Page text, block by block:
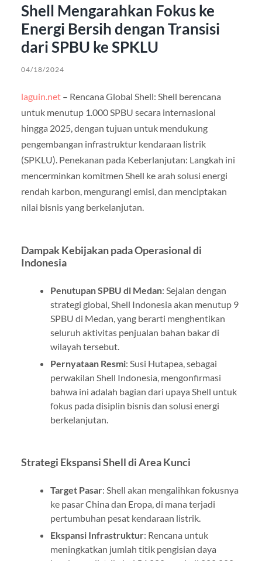
Shell Mengarahkan Fokus ke
Energi Bersih dengan Transisi
dari SPBU ke SPKLU
04/18/2024
laguin.net– Rencana Global Shell: Shell berencana
untuk menutup 1.000 SPBU secara internasional
hingga 2025, dengan tujuan untuk mendukung
pengembangan infrastruktur kendaraan listrik
(SPKLU). Penekanan pada Keberlanjutan: Langkah ini
mencerminkan komitmen Shell ke arah solusi energi
rendah karbon, mengurangi emisi, dan menciptakan
nilai bisnis yang berkelanjutan.
Dampak Kebijakan pada Operasional di
Indonesia
Penutupan SPBU di Medan: Sejalan dengan
strategi global, Shell Indonesia akan menutup 9
SPBU di Medan, yang berarti menghentikan
seluruh aktivitas penjualan bahan bakar di
wilayah tersebut.
Pernyataan Resmi: Susi Hutapea, sebagai
perwakilan Shell Indonesia, mengonfirmasi
bahwa ini adalah bagian dari upaya Shell untuk
fokus pada disiplin bisnis dan solusi energi
berkelanjutan.
Strategi Ekspansi Shell di Area Kunci
Target Pasar: Shell akan mengalihkan fokusnya
ke pasar China dan Eropa, di mana terjadi
pertumbuhan pesat kendaraan listrik.
Ekspansi Infrastruktur: Rencana untuk
meningkatkan jumlah titik pengisian daya